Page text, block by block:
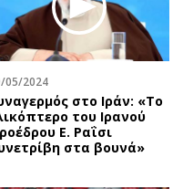
05/2024
στο Ιράν: «Το
του Ιρανού
Ε. Ραΐσι
στα βουνά»